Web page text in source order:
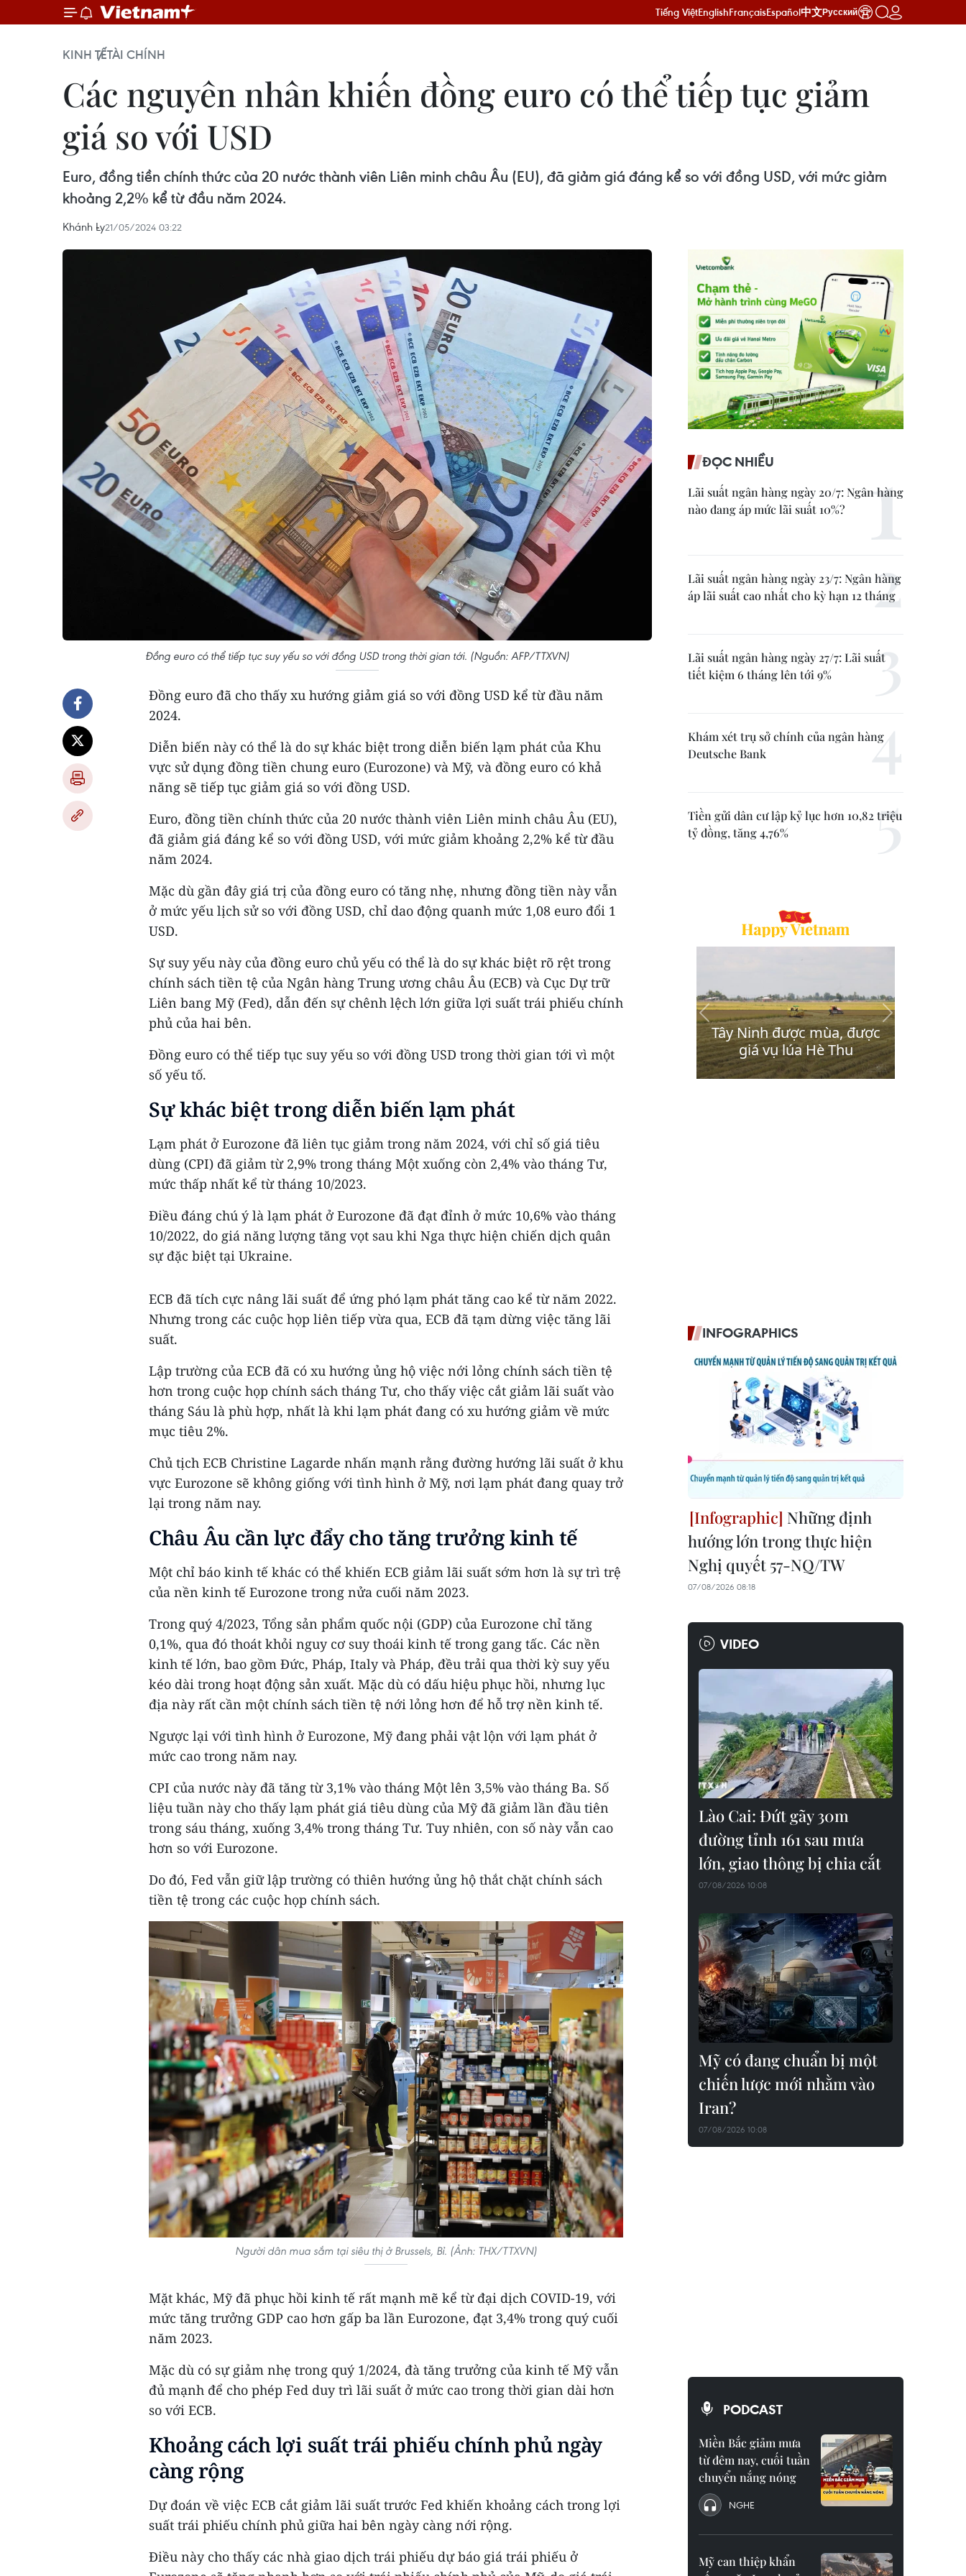
Tiếng ViệtEnglishFrançaisEspañol中文Русский
KINH TẾTÀI CHÍNH
Các nguyên nhân khiến đồng euro có thể tiếp tục giảm
giá so với USD
Euro, đồng tiền chính thức của 20 nước thành viên Liên minh châu Âu (EU), đã giảm giá đáng kể so với đồng USD, với mức giảm
khoảng 2,2% kể từ đầu năm 2024.
Khánh Ly21/05/2024 03:22
Đồng euro có thể tiếp tục suy yếu so với đồng USD trong thời gian tới. (Nguồn: AFP/TTXVN)
Đồng euro đã cho thấy xu hướng giảm giá so với đồng USD kể từ đầu năm
2024.
Diễn biến này có thể là do sự khác biệt trong diễn biến lạm phát của Khu
vực sử dụng đồng tiền chung euro (Eurozone) và Mỹ, và đồng euro có khả
năng sẽ tiếp tục giảm giá so với đồng USD.
Euro, đồng tiền chính thức của 20 nước thành viên Liên minh châu Âu (EU),
đã giảm giá đáng kể so với đồng USD, với mức giảm khoảng 2,2% kể từ đầu
năm 2024.
Mặc dù gần đây giá trị của đồng euro có tăng nhẹ, nhưng đồng tiền này vẫn
ở mức yếu lịch sử so với đồng USD, chỉ dao động quanh mức 1,08 euro đổi 1
USD.
Sự suy yếu này của đồng euro chủ yếu có thể là do sự khác biệt rõ rệt trong
chính sách tiền tệ của Ngân hàng Trung ương châu Âu (ECB) và Cục Dự trữ
Liên bang Mỹ (Fed), dẫn đến sự chênh lệch lớn giữa lợi suất trái phiếu chính
phủ của hai bên.
Đồng euro có thể tiếp tục suy yếu so với đồng USD trong thời gian tới vì một
số yếu tố.
Sự khác biệt trong diễn biến lạm phát
Lạm phát ở Eurozone đã liên tục giảm trong năm 2024, với chỉ số giá tiêu
dùng (CPI) đã giảm từ 2,9% trong tháng Một xuống còn 2,4% vào tháng Tư,
mức thấp nhất kể từ tháng 10/2023.
Điều đáng chú ý là lạm phát ở Eurozone đã đạt đỉnh ở mức 10,6% vào tháng
10/2022, do giá năng lượng tăng vọt sau khi Nga thực hiện chiến dịch quân
sự đặc biệt tại Ukraine.
ECB đã tích cực nâng lãi suất để ứng phó lạm phát tăng cao kể từ năm 2022.
Nhưng trong các cuộc họp liên tiếp vừa qua, ECB đã tạm dừng việc tăng lãi
suất.
Lập trường của ECB đã có xu hướng ủng hộ việc nới lỏng chính sách tiền tệ
hơn trong cuộc họp chính sách tháng Tư, cho thấy việc cắt giảm lãi suất vào
tháng Sáu là phù hợp, nhất là khi lạm phát đang có xu hướng giảm về mức
mục tiêu 2%.
Chủ tịch ECB Christine Lagarde nhấn mạnh rằng đường hướng lãi suất ở khu
vực Eurozone sẽ không giống với tình hình ở Mỹ, nơi lạm phát đang quay trở
lại trong năm nay.
Châu Âu cần lực đẩy cho tăng trưởng kinh tế
Một chỉ báo kinh tế khác có thể khiến ECB giảm lãi suất sớm hơn là sự trì trệ
của nền kinh tế Eurozone trong nửa cuối năm 2023.
Trong quý 4/2023, Tổng sản phẩm quốc nội (GDP) của Eurozone chỉ tăng
0,1%, qua đó thoát khỏi nguy cơ suy thoái kinh tế trong gang tấc. Các nền
kinh tế lớn, bao gồm Đức, Pháp, Italy và Pháp, đều trải qua thời kỳ suy yếu
kéo dài trong hoạt động sản xuất. Mặc dù có dấu hiệu phục hồi, nhưng lục
địa này rất cần một chính sách tiền tệ nới lỏng hơn để hỗ trợ nền kinh tế.
Ngược lại với tình hình ở Eurozone, Mỹ đang phải vật lộn với lạm phát ở
mức cao trong năm nay.
CPI của nước này đã tăng từ 3,1% vào tháng Một lên 3,5% vào tháng Ba. Số
liệu tuần này cho thấy lạm phát giá tiêu dùng của Mỹ đã giảm lần đầu tiên
trong sáu tháng, xuống 3,4% trong tháng Tư. Tuy nhiên, con số này vẫn cao
hơn so với Eurozone.
Do đó, Fed vẫn giữ lập trường có thiên hướng ủng hộ thắt chặt chính sách
tiền tệ trong các cuộc họp chính sách.
Người dân mua sắm tại siêu thị ở Brussels, Bỉ. (Ảnh: THX/TTXVN)
Mặt khác, Mỹ đã phục hồi kinh tế rất mạnh mẽ kể từ đại dịch COVID-19, với
mức tăng trưởng GDP cao hơn gấp ba lần Eurozone, đạt 3,4% trong quý cuối
năm 2023.
Mặc dù có sự giảm nhẹ trong quý 1/2024, đà tăng trưởng của kinh tế Mỹ vẫn
đủ mạnh để cho phép Fed duy trì lãi suất ở mức cao trong thời gian dài hơn
so với ECB.
Khoảng cách lợi suất trái phiếu chính phủ ngày
càng rộng
Dự đoán về việc ECB cắt giảm lãi suất trước Fed khiến khoảng cách trong lợi
suất trái phiếu chính phủ giữa hai bên ngày càng nới rộng.
Điều này cho thấy các nhà giao dịch trái phiếu dự báo giá trái phiếu ở
ĐỌC NHIỀU
Lãi suất ngân hàng ngày 20/7: Ngân hàng
nào đang áp mức lãi suất 10%?
Lãi suất ngân hàng ngày 23/7: Ngân hàng
áp lãi suất cao nhất cho kỳ hạn 12 tháng
Lãi suất ngân hàng ngày 27/7: Lãi suất
tiết kiệm 6 tháng lên tới 9%
Khám xét trụ sở chính của ngân hàng
Deutsche Bank
Tiền gửi dân cư lập kỷ lục hơn 10,82 triệu
tỷ đồng, tăng 4,76%
INFOGRAPHICS
Những định
hướng lớn trong thực hiện
Nghị quyết 57-NQ/TW
07/08/2026 08:18
VIDEO
Lào Cai: Đứt gãy 30m
đường tỉnh 161 sau mưa
lớn, giao thông bị chia cắt
07/08/2026 10:08
Mỹ có đang chuẩn bị một
chiến lược mới nhằm vào
Iran?
07/08/2026 10:08
PODCAST
Miền Bắc giảm mưa
từ đêm nay, cuối tuần
chuyển nắng nóng
NGHE
Mỹ can thiệp khẩn